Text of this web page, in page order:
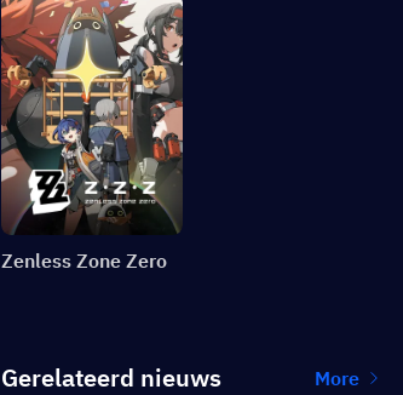
Zenless Zone Zero
Gerelateerd nieuws More